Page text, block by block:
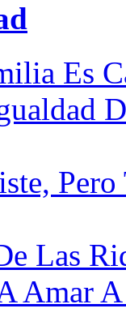
Es
Las
Amar